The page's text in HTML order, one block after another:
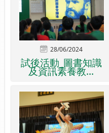
28/06/2024
試後活動_圖書知識
及資訊素養教...